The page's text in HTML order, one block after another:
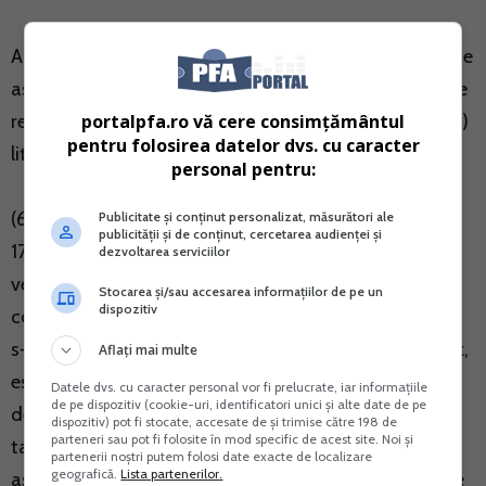
ART. 174 - Stabilirea, declararea si plata contributiei de
asigurari sociale de sanatate in cazul persoanelor care
realizeaza venituri din cele prevazute la art. 155 alin. (1)
lit. b)
(6) In situatia in care baza de calcul prevazuta la art.
170 alin. (1), cumulata din una sau mai multe surse de
venit din cele prevazute la art. 155 alin. (1) lit. b),
corespunzatoare veniturilor realizate sau pentru care
s-a aplicat retinerea la sursa in cursul anului, dupa caz,
este mai mica decat cea corespunzatoare unei baze
de calcul egale cu nivelul de 6 salarii minime brute pe
tara, persoanele fizice datoreaza contributia de
asigurari sociale de sanatate, respectiv o diferenta de
portalpfa.ro vă cere consimțământul
pentru folosirea datelor dvs. cu caracter
personal pentru:
Publicitate și conținut personalizat, măsurători ale
publicității și de conținut, cercetarea audienței și
dezvoltarea serviciilor
Stocarea și/sau accesarea informațiilor de pe un
dispozitiv
Aflați mai multe
Datele dvs. cu caracter personal vor fi prelucrate, iar informațiile
de pe dispozitiv (cookie-uri, identificatori unici și alte date de pe
dispozitiv) pot fi stocate, accesate de și trimise către 198 de
parteneri sau pot fi folosite în mod specific de acest site. Noi și
partenerii noștri putem folosi date exacte de localizare
geografică.Lista partenerilor.